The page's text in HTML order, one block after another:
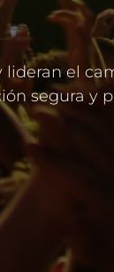
el
segura y